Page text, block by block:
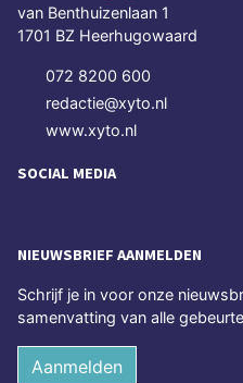
van Benthuizenlaan 1
1701 BZ Heerhugowaard
072 8200 600
redactie@xyto.nl
www.xyto.nl
SOCIAL MEDIA
NIEUWSBRIEF AANMELDEN
Schrijf je in voor onze
samenvatting van alle
Aanmelden